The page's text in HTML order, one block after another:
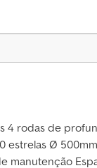
4 rodas de
estrelas Ø
manutenção